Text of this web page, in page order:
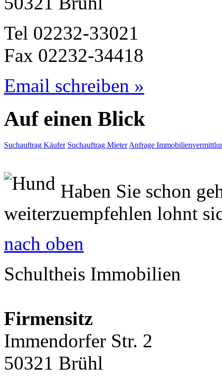
Tel 02232-33021
Fax 02232-34418
Email schreiben »
Auf einen Blick
Suchauftrag Käufer Suchauftrag Mieter Anfrage
Haben Sie schon
weiterzuempfehlen lohnt
nach oben
Schultheis Immobilien
Firmensitz
Immendorfer Str. 2
50321 Brühl